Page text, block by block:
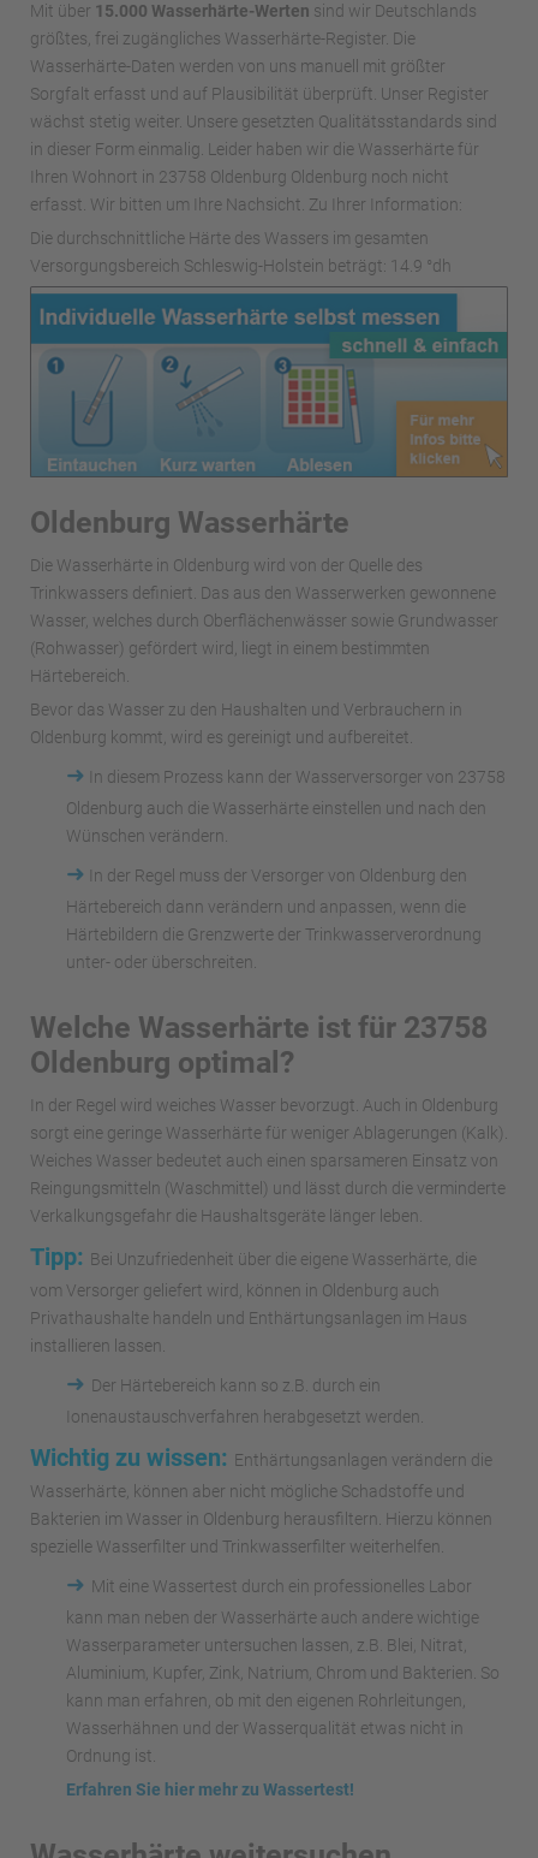
Mit über 15.000 Wasserhärte-Werten sind wir Deutschlands
größtes, frei zugängliches Wasserhärte-Register. Die
Wasserhärte-Daten werden von uns manuell mit größter
Sorgfalt erfasst und auf Plausibilität überprüft. Unser Register
wächst stetig weiter. Unsere gesetzten Qualitätsstandards sind
in dieser Form einmalig. Leider haben wir die Wasserhärte für
Ihren Wohnort in 23758 Oldenburg Oldenburg noch nicht
erfasst. Wir bitten um Ihre Nachsicht. Zu Ihrer Information:
Die durchschnittliche Härte des Wassers im gesamten
Versorgungsbereich Schleswig-Holstein beträgt: 14.9 °dh
Oldenburg Wasserhärte
Die Wasserhärte in Oldenburg wird von der Quelle des
Trinkwassers definiert. Das aus den Wasserwerken gewonnene
Wasser, welches durch Oberflächenwässer sowie Grundwasser
(Rohwasser) gefördert wird, liegt in einem bestimmten
Härtebereich.
Bevor das Wasser zu den Haushalten und Verbrauchern in
Oldenburg kommt, wird es gereinigt und aufbereitet.
➜
In diesem Prozess kann der Wasserversorger von 23758
Oldenburg auch die Wasserhärte einstellen und nach den
Wünschen verändern.
➜
In der Regel muss der Versorger von Oldenburg den
Härtebereich dann verändern und anpassen, wenn die
Härtebildern die Grenzwerte der Trinkwasserverordnung
unter- oder überschreiten.
Welche Wasserhärte ist für 23758
Oldenburg optimal?
In der Regel wird weiches Wasser bevorzugt. Auch in Oldenburg
sorgt eine geringe Wasserhärte für weniger Ablagerungen (Kalk).
Weiches Wasser bedeutet auch einen sparsameren Einsatz von
Reingungsmitteln (Waschmittel) und lässt durch die verminderte
Verkalkungsgefahr die Haushaltsgeräte länger leben.
Tipp: Bei Unzufriedenheit über die eigene Wasserhärte, die
vom Versorger geliefert wird, können in Oldenburg auch
Privathaushalte handeln und Enthärtungsanlagen im Haus
installieren lassen.
➜ Der Härtebereich kann so z.B. durch ein
Ionenaustauschverfahren herabgesetzt werden.
Wichtig zu wissen: Enthärtungsanlagen verändern die
Wasserhärte, können aber nicht mögliche Schadstoffe und
Bakterien im Wasser in Oldenburg herausfiltern. Hierzu können
spezielle Wasserfilter und Trinkwasserfilter weiterhelfen.
➜ Mit eine Wassertest durch ein professionelles Labor
kann man neben der Wasserhärte auch andere wichtige
Wasserparameter untersuchen lassen, z.B. Blei, Nitrat,
Aluminium, Kupfer, Zink, Natrium, Chrom und Bakterien. So
kann man erfahren, ob mit den eigenen Rohrleitungen,
Wasserhähnen und der Wasserqualität etwas nicht in
Ordnung ist.
Erfahren Sie hier mehr zu Wassertest!